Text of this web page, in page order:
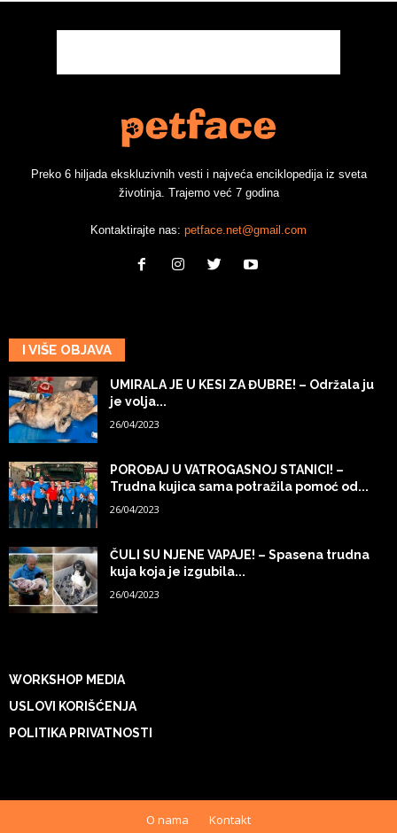
Preko 6 hiljada ekskluzivnih vesti i najveća enciklopedija iz sveta
životinja. Trajemo već 7 godina
Kontaktirajte nas: petface.net@gmail.com
I VIŠE OBJAVA
UMIRALA JE U KESI ZA ĐUBRE! – Održala ju
je volja...
26/04/2023
POROĐAJ U VATROGASNOJ STANICI! –
Trudna kujica sama potražila pomoć od...
26/04/2023
ČULI SU NJENE VAPAJE! – Spasena trudna
kuja koja je izgubila...
26/04/2023
WORKSHOP MEDIA
USLOVI KORIŠĆENJA
POLITIKA PRIVATNOSTI
O nama Kontakt